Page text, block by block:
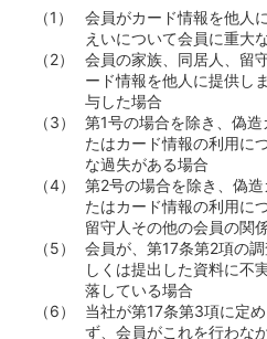
会員がカード情報を他人
えいについて会員に重大
会員の家族、同居人、留
ード情報を他人に提供し
与した場合
第1号の場合を除き、偽
たはカード情報の利用に
な過失がある場合
第2号の場合を除き、偽
たはカード情報の利用に
留守人その他の会員の関
会員が、第17条第2項の
しくは提出した資料に不
落している場合
当社が第17条第3項に定
ず、会員がこれを行わな